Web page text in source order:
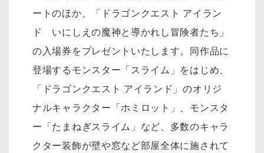
ートのほか、「ドラゴンクエスト アイラン
ド いにしえの魔神と導かれし冒険者たち」
の入場券をプレゼントいたします。同作品に
登場するモンスター「スライム」をはじめ、
「ドラゴンクエスト アイランド」のオリジ
ナルキャラクター「ホミロット」、モンスタ
ー「たまねぎスライム」など、多数のキャラ
クター装飾が壁や窓など部屋全体に施されて